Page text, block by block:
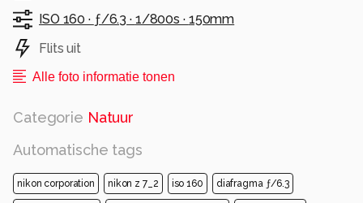
ISO 160 · ƒ/6.3 · 1/800s · 150mm
Flits uit
Alle foto informatie tonen
Categorie Natuur
Automatische tags
nikon corporation nikon z 7_2 iso 160 diafragma ƒ/6.3